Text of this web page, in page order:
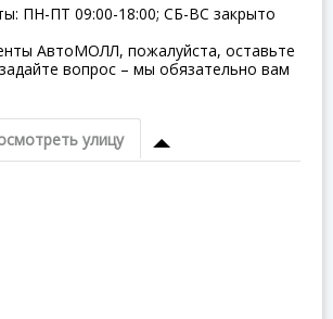
ПН-ПТ 09:00-18:00; СБ-ВC закрыто
АвтоМОЛЛ, пожалуйста, оставьте
вопрос – мы обязательно вам
улицу